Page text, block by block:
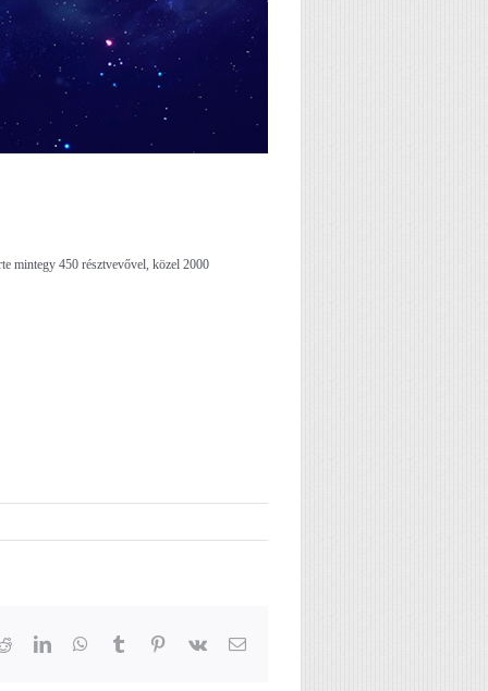
mintegy 450 résztvevővel, közel 2000
RedditLinkedInWhatsApp
Tumblr Pinterest
Vk Email